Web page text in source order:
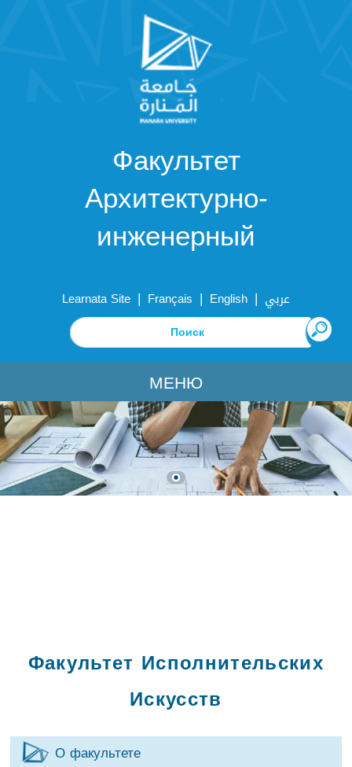
Факультет
Архитектурно-
инженерный
Learnata Site | Français | English | عربي
МЕНЮ
Факультет Исполнительских
Искусств
О факультете